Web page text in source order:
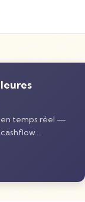
en temps réel —